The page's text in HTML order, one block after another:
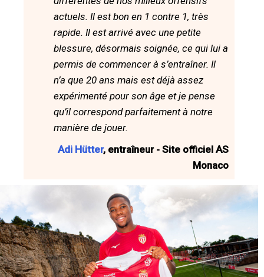
actuels. Il est bon en 1 contre 1, très
rapide. Il est arrivé avec une petite
blessure, désormais soignée, ce qui lui a
permis de commencer à s’entraîner. Il
n’a que 20 ans mais est déjà assez
expérimenté pour son âge et je pense
qu’il correspond parfaitement à notre
manière de jouer.
Adi Hütter, entraîneur - Site officiel AS
Monaco